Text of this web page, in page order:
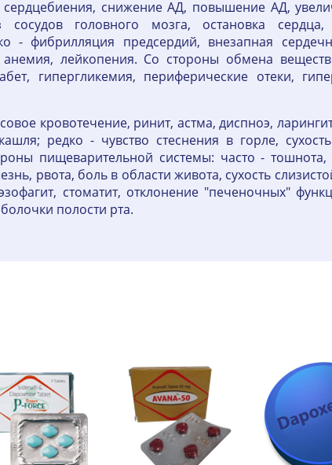
снижение АД, повышение АД,
головного мозга, остановка сердца,
- фибрилляция предсердий, внезапная
лейкопения. Со стороны обмена
гипергликемия, периферические отеки,
кровотечение, ринит, астма, диспноэ,
редко - чувство стеснения в горле,
пищеварительной системы: часто - тошнота,
рвота, боль в области живота, сухость
стоматит, отклонение "печеночных"
полости рта.